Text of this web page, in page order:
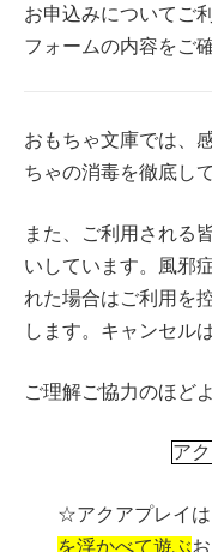
お申込みについてご
フォームの内容をご
おもちゃ文庫では、
ちゃの消毒を徹底し
また、ご利用される
いしています。風邪
れた場合はご利用を
します。キャンセル
ご理解ご協力のほど
ア
☆アクアプレイは
を浮かべて遊ぶ